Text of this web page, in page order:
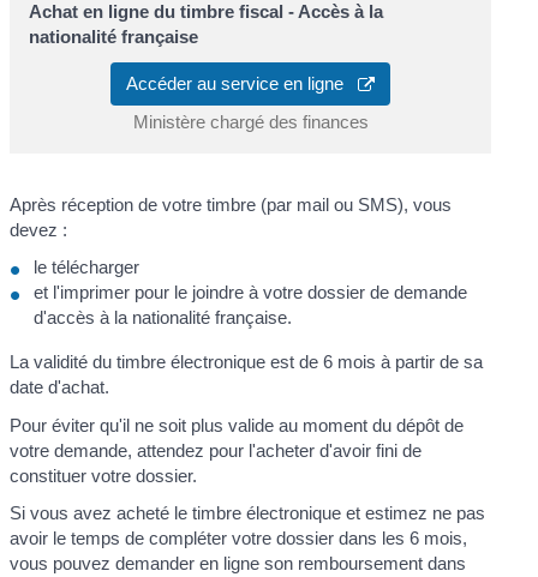
Achat en ligne du timbre fiscal - Accès à la
nationalité française
Accéder au service en ligne
Ministère chargé des finances
Après réception de votre timbre (par mail ou SMS), vous
devez :
le télécharger
et l'imprimer pour le joindre à votre dossier de demande
d'accès à la nationalité française.
La validité du timbre électronique est de 6 mois à partir de sa
date d'achat.
Pour éviter qu'il ne soit plus valide au moment du dépôt de
votre demande, attendez pour l'acheter d'avoir fini de
constituer votre dossier.
Si vous avez acheté le timbre électronique et estimez ne pas
avoir le temps de compléter votre dossier dans les 6 mois,
vous pouvez demander en ligne son remboursement dans